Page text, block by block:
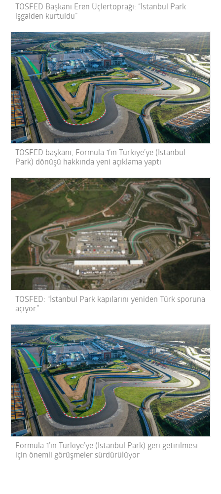
TOSFED Başkanı Eren Üçlertoprağı: “İstanbul Park
işgalden kurtuldu”
TOSFED başkanı, Formula 1’in Türkiye’ye (İstanbul
Park) dönüşü hakkında yeni açıklama yaptı
TOSFED: “İstanbul Park kapılarını yeniden Türk sporuna
açıyor.”
Formula 1’in Türkiye’ye (İstanbul Park) geri getirilmesi
için önemli görüşmeler sürdürülüyor